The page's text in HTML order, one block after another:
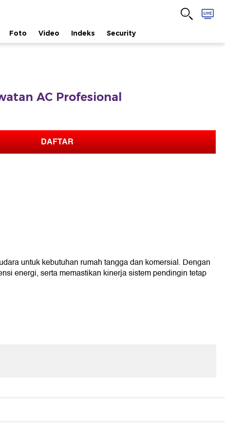
Foto Video Indeks Security
AC Profesional
DAFTAR
untuk kebutuhan rumah tangga dan komersial. Dengan
energi, serta memastikan kinerja sistem pendingin tetap